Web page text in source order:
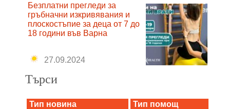
Безплатни прегледи за
гръбначни изкривявания и
плоскостъпие за деца от 7 до
18 години във Варна
27.09.2024
Търси
Тип новина
Тип помощ